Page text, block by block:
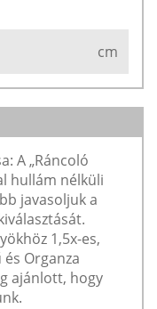
cm
A „Ráncoló
hullám nélküli
javasoljuk a
1,5x-es,
Organza
ajánlott, hogy